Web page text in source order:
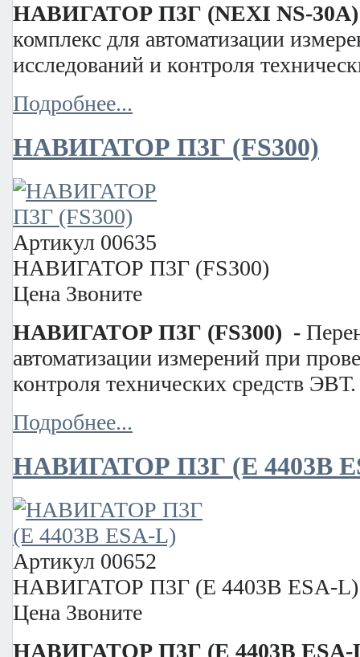
НАВИГАТОР П3Г (NEXI NS-
комплекс для автоматизации
исследований и контроля
Подробнее...
НАВИГАТОР П3Г (FS300)
Артикул 00635
НАВИГАТОР П3Г (FS300)
Цена Звоните
НАВИГАТОР П3Г (FS300) -
автоматизации измерений при
контроля технических средств ЭВТ.
Подробнее...
НАВИГАТОР П3Г (E 4403В
Артикул 00652
НАВИГАТОР П3Г (E 4403В ESA-L)
Цена Звоните
НАВИГАТОР П3Г (E 4403В